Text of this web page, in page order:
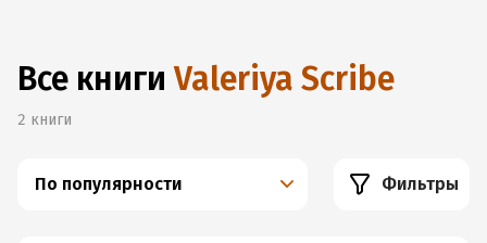
Все книги Valeriya Scribe
2 книги
По популярности Фильтры